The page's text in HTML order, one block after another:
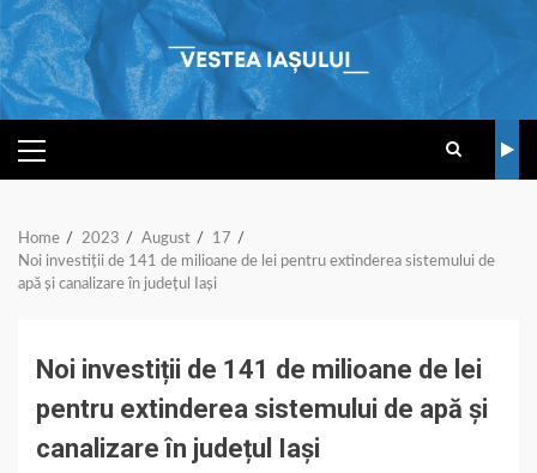
Skip
to
content
PRIMARY
MENU
Home 2023 August
17
Noi investiții de 141 de milioane de lei pentru extinderea sistemului de
apă și canalizare în județul Iași
Noi investiții de 141 de milioane de lei
pentru extinderea sistemului de apă și
canalizare în județul Iași